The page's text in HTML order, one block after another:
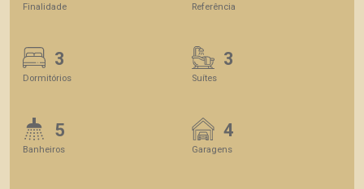
Finalidade Referência
3
Dormitórios
3
Suítes
5
Banheiros
4
Garagens